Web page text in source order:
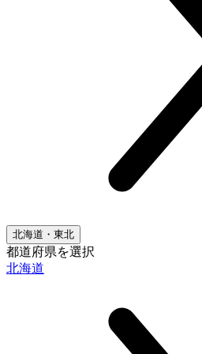
北海道・東北
都道府県を選択
北海道